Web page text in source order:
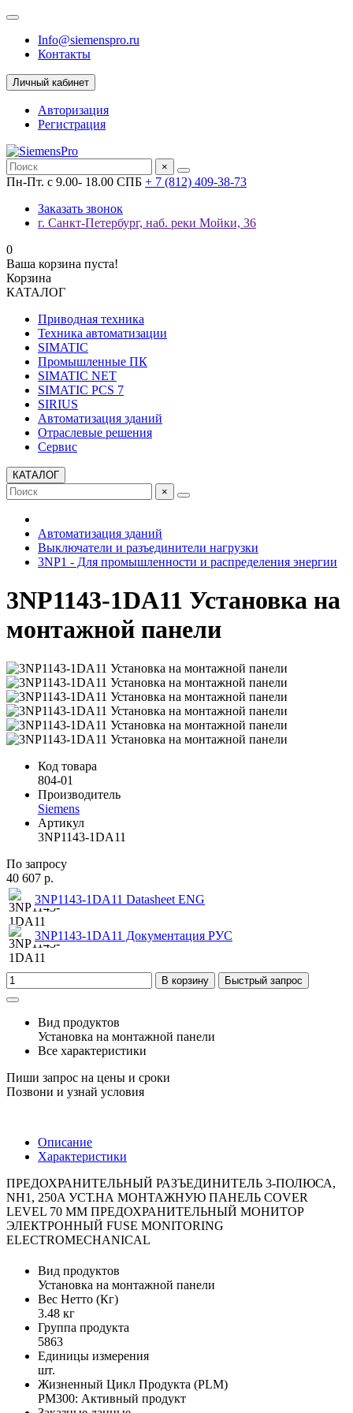
Info@siemenspro.ru
Контакты
Личный кабинет
Авторизация
Регистрация
×
Пн-Пт. с 9.00- 18.00 СПБ + 7 (812) 409-38-73
Заказать звонок
г. Санкт-Петербург, наб. реки Мойки, 36
0
Ваша корзина пуста!
Корзина
КАТАЛОГ
Приводная техника
Техника автоматизации
SIMATIC
Промышленные ПК
SIMATIC NET
SIMATIC PCS 7
SIRIUS
Автоматизация зданий
Отраслевые решения
Сервис
КАТАЛОГ
×
Автоматизация зданий
Выключатели и разъединители нагрузки
3NP1 - Для промышленности и распределения энергии
3NP1143-1DA11 Установка на
монтажной панели
Код товара
804-01
Производитель
Siemens
Артикул
3NP1143-1DA11
По запросу
40 607 р.
3NP1143-1DA11 Datasheet ENG
3NP1143-1DA11 Документация РУС
В корзину Быстрый запрос
Вид продуктов
Установка на монтажной панели
Все характеристики
Пиши запрос на цены и сроки
Позвони и узнай условия
Описание
Характеристики
ПРЕДОХРАНИТЕЛЬНЫЙ РАЗЪЕДИНИТЕЛЬ 3-ПОЛЮСА,
NH1, 250A УСТ.НА МОНТАЖНУЮ ПАНЕЛЬ COVER
LEVEL 70 MM ПРЕДОХРАНИТЕЛЬНЫЙ МОНИТОР
ЭЛЕКТРОННЫЙ FUSE MONITORING
ELECTROMECHANICAL
Вид продуктов
Установка на монтажной панели
Вес Нетто (Кг)
3.48 кг
Группа продукта
5863
Единицы измерения
шт.
Жизненный Цикл Продукта (PLM)
PM300: Активный продукт